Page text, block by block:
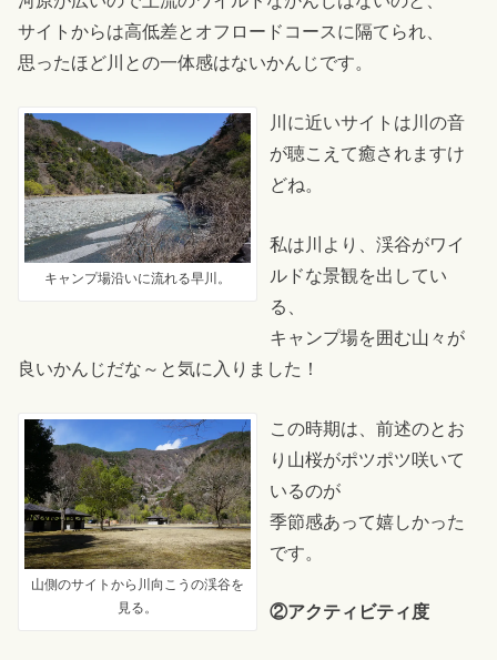
サイトからは高低差とオフロードコースに隔てられ、
思ったほど川との一体感はないかんじです。
キャンプ場沿いに流れる早川。
川に近いサイトは川の音
が聴こえて癒されますけ
どね。
私は川より、渓谷がワイ
ルドな景観を出してい
る、
キャンプ場を囲む山々が
良いかんじだな～と気に入りました！
山側のサイトから川向こうの渓谷を
見る。
この時期は、前述のとお
り山桜がポツポツ咲いて
いるのが
季節感あって嬉しかった
です。
②アクティビティ度